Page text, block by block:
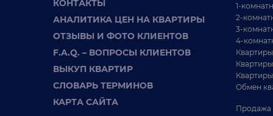
42 500 BYN
В продаже современная дача в СТ Кветка
Молодечненский
КОНТАКТЫ
АНАЛИТИКА ЦЕН НА КВАРТИРЫ
ОТЗЫВЫ И ФОТО КЛИЕНТОВ
F.A.Q. – ВОПРОСЫ КЛИЕНТОВ
ВЫКУП КВАРТИР
СЛОВАРЬ ТЕРМИНОВ
КАРТА САЙТА
1-
2-
3-
4-
Обмен
Продажа